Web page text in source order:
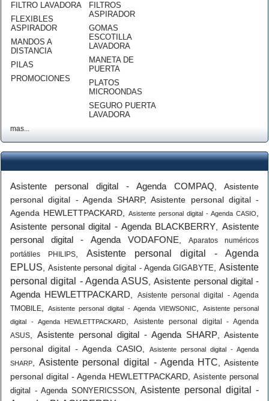
FILTRO LAVADORA
FLEXIBLES
ASPIRADOR
MANDOS A
DISTANCIA
PILAS
PROMOCIONES
FILTROS
ASPIRADOR
GOMAS
ESCOTILLA
LAVADORA
MANETA DE
PUERTA
PLATOS
MICROONDAS
SEGURO PUERTA
LAVADORA
mas...
Asistente personal digital - Agenda COMPAQ
Asistente
personal digital - Agenda SHARP,Asistente personal digital -
Agenda HEWLETTPACKARD
Asistente personal digital - Agenda CASIO
Asistente personal digital - Agenda BLACKBERRY ,Asistente
personal digital - Agenda VODAFONE
Aparatos numéricos
portátiles PHILIPS
Asistente personal digital - Agenda
EPLUS
Asistente personal digital - Agenda GIGABYTE ,Asistente
personal digital - Agenda ASUS ,Asistente personal digital -
Agenda HEWLETTPACKARD
Asistente personal digital - Agenda
TMOBILE ,Asistente personal digital - Agenda VIEWSONIC,
Asistente personal
digital - Agenda HEWLETTPACKARD
Asistente personal digital - Agenda
ASUS
Asistente personal digital - Agenda SHARP
Asistente
personal digital - Agenda CASIO
Asistente personal digital - Agenda
SHARP
Asistente personal digital - Agenda HTC ,Asistente
personal digital - Agenda HEWLETTPACKARD ,Asistente personal
digital - Agenda SONYERICSSON,Asistente personal digital -